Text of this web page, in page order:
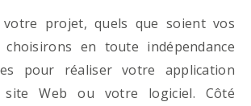
projet, quels que soient vos
en toute indépendance
pour réaliser votre application
site Web ou votre logiciel. Côté